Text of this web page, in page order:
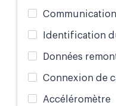
Communication
Identification
Données
Connexion de
Accéléromètre